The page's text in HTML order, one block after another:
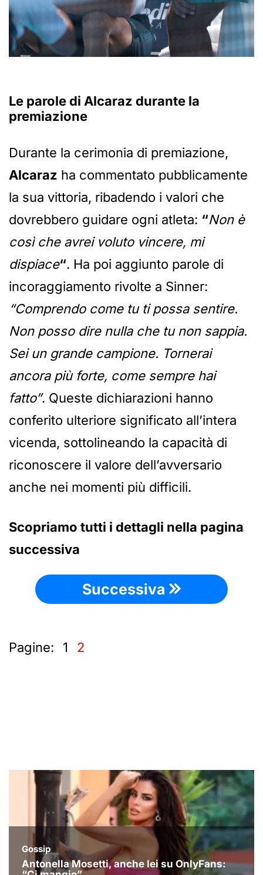
Le parole di Alcaraz durante la
premiazione
Durante la cerimonia di premiazione,
Alcaraz ha commentato pubblicamente
la sua vittoria, ribadendo i valori che
dovrebbero guidare ogni atleta: “Non è
così che avrei voluto vincere, mi
dispiace“. Ha poi aggiunto parole di
incoraggiamento rivolte a Sinner:
“Comprendo come tu ti possa sentire.
Non posso dire nulla che tu non sappia.
Sei un grande campione. Tornerai
ancora più forte, come sempre hai
fatto”. Queste dichiarazioni hanno
conferito ulteriore significato all’intera
vicenda, sottolineando la capacità di
riconoscere il valore dell’avversario
anche nei momenti più difficili.
Scopriamo tutti i dettagli nella pagina
successiva
Successiva
Pagine: 1 2